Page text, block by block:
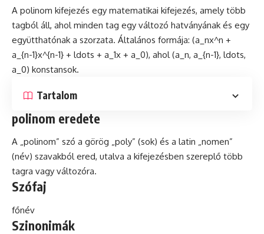
A polinom kifejezés egy matematikai kifejezés, amely több
tagból áll, ahol minden tag egy változó hatványának és egy
együtthatónak a szorzata. Általános formája: (a_nx^n +
a_{n-1}x^{n-1} + ldots + a_1x + a_0), ahol (a_n, a_{n-1}, ldots,
a_0) konstansok.
Tartalom
polinom eredete
A „polinom” szó a görög „poly” (sok) és a latin „nomen”
(név) szavakból ered, utalva a kifejezésben szereplő több
tagra vagy változóra.
Szófaj
főnév
Szinonimák